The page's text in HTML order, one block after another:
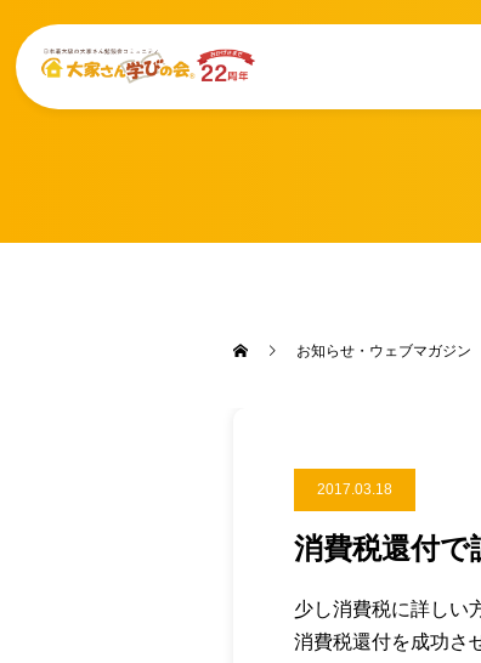
お知らせ・ウェブマガジン
2017.03.18
消費税還付
少し消費税に詳しい
消費税還付を成功さ